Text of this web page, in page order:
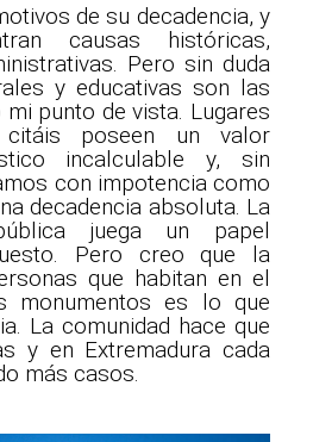
de su decadencia, y
causas históricas,
Pero sin duda
y educativas son las
mi punto de vista. Lugares
poseen un valor
incalculable y, sin
con impotencia como
decadencia absoluta. La
juega un papel
Pero creo que la
que habitan en el
monumentos es lo que
La comunidad hace que
y en Extremadura cada
más casos.